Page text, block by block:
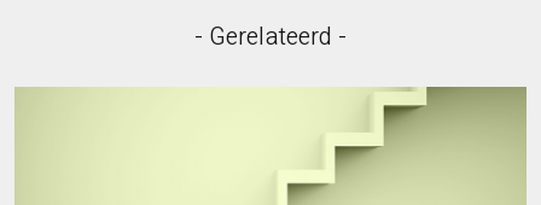
- Gerelateerd -